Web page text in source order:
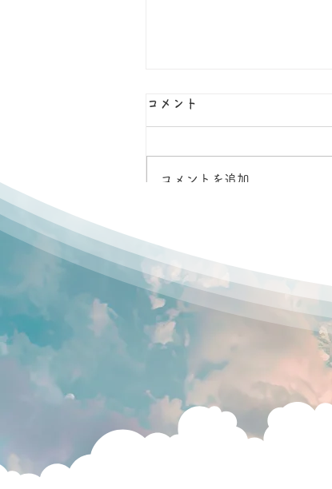
クラブ（てくのかわさき）
コメント
コメントを追加…